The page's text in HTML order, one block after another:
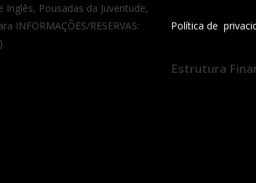
Inglês, Pousadas da Juventude,
INFORMAÇÕES/RESERVAS:
Política de
Estrutura